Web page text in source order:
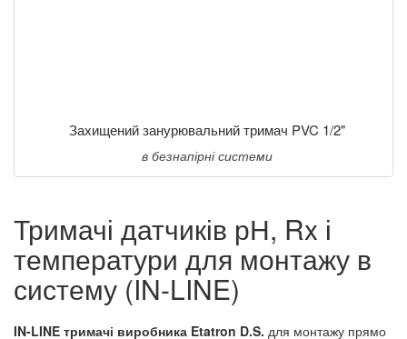
Захищений занурювальний тримач PVC 1/2"
в безнапірні системи
Тримачі датчиків рН, Rx і
температури для монтажу в
систему (IN-LINE)
IN-LINE тримачі виробника Etatron D.S. для монтажу прямо